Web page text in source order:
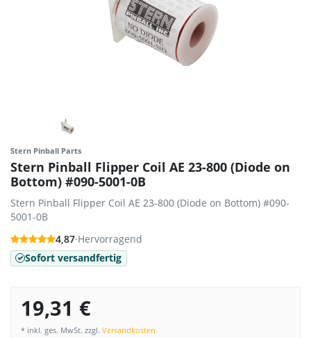
Stern Pinball Parts
Stern Pinball Flipper Coil AE 23-800 (Diode on
Bottom) #090-5001-0B
Stern Pinball Flipper Coil AE 23-800 (Diode on Bottom) #090-
5001-0B
4,87·Hervorragend
Sofort versandfertig
19,31 €
* inkl. ges. MwSt. zzgl. Versandkosten